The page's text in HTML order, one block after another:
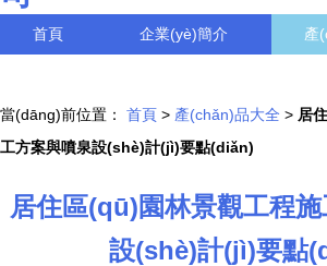
首頁 企業(yè)簡介 產
當(dāng)前位置： 首頁 > 產(chǎn)品大全 > 居
工方案與噴泉設(shè)計(jì)要點(diǎn)
居住區(qū)園林景觀工程
設(shè)計(jì)要點